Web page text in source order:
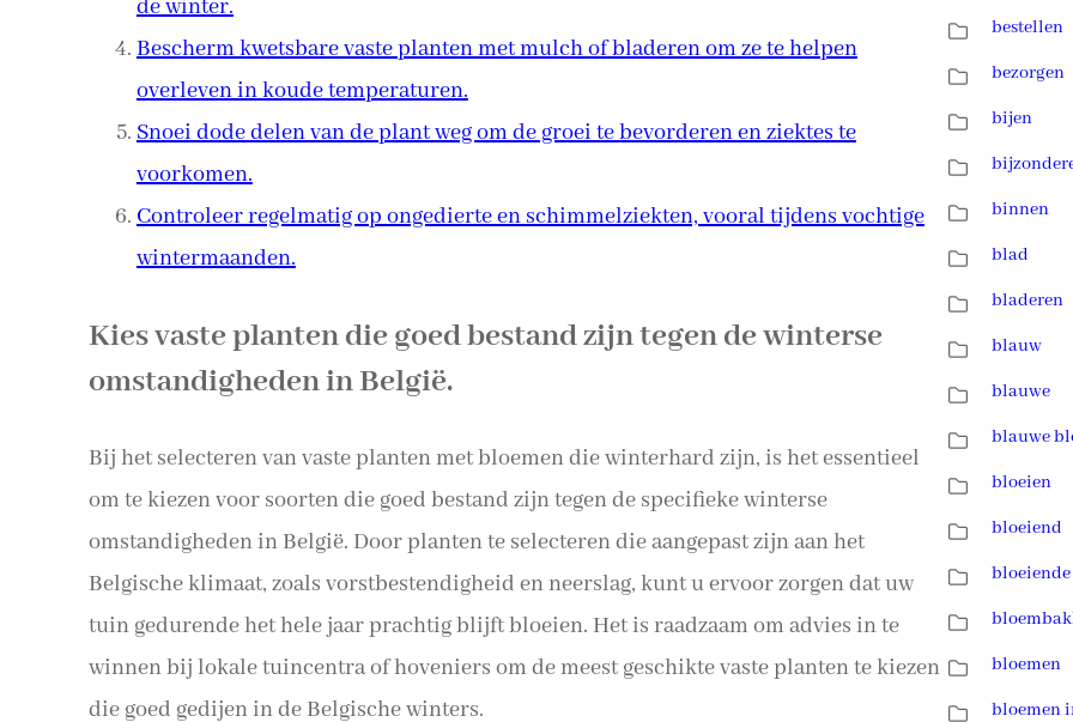
de winter.
Bescherm kwetsbare vaste planten met mulch of bladeren om ze te helpen
overleven in koude temperaturen.
Snoei dode delen van de plant weg om de groei te bevorderen en ziektes te
voorkomen.
Controleer regelmatig op ongedierte en schimmelziekten, vooral tijdens vochtige
wintermaanden.
Kies vaste planten die goed bestand zijn tegen de winterse
omstandigheden in België.
Bij het selecteren van vaste planten met bloemen die winterhard zijn, is het essentieel
om te kiezen voor soorten die goed bestand zijn tegen de specifieke winterse
omstandigheden in België. Door planten te selecteren die aangepast zijn aan het
Belgische klimaat, zoals vorstbestendigheid en neerslag, kunt u ervoor zorgen dat uw
tuin gedurende het hele jaar prachtig blijft bloeien. Het is raadzaam om advies in te
winnen bij lokale tuincentra of hoveniers om de meest geschikte vaste planten te kiezen
die goed gedijen in de Belgische winters.
bestellen
bezorgen
bijen
binnen
blad
bladeren
blauw
blauwe
blauwe
bloeien
bloeiend
bloemen
bloemen